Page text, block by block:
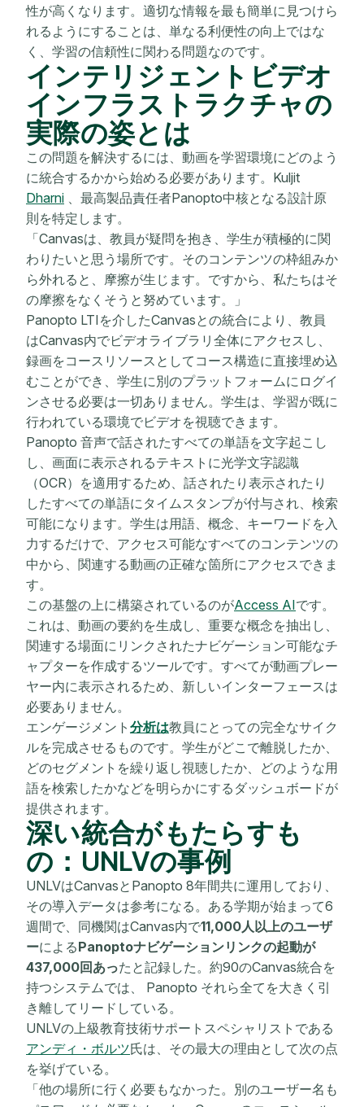
性が高くなります。適切な情報を最も簡単に見つけら
れるようにすることは、単なる利便性の向上ではな
く、学習の信頼性に関わる問題なのです。
インテリジェントビデオ
インフラストラクチャの
実際の姿とは
この問題を解決するには、動画を学習環境にどのよう
に統合するかから始める必要があります。Kuljit
Dharni 、最高製品責任者Panopto中核となる設計原
則を特定します。
「Canvasは、教員が疑問を抱き、学生が積極的に関
わりたいと思う場所です。そのコンテンツの枠組みか
ら外れると、摩擦が生じます。ですから、私たちはそ
の摩擦をなくそうと努めています。」
Panopto LTIを介したCanvasとの統合により、教員
はCanvas内でビデオライブラリ全体にアクセスし、
録画をコースリソースとしてコース構造に直接埋め込
むことができ、学生に別のプラットフォームにログイ
ンさせる必要は一切ありません。学生は、学習が既に
行われている環境でビデオを視聴できます。
Panopto 音声で話されたすべての単語を文字起こし
し、画面に表示されるテキストに光学文字認識
（OCR）を適用するため、話されたり表示されたり
したすべての単語にタイムスタンプが付与され、検索
可能になります。学生は用語、概念、キーワードを入
力するだけで、アクセス可能なすべてのコンテンツの
中から、関連する動画の正確な箇所にアクセスできま
す。
この基盤の上に構築されているのがAccess AIです。
これは、動画の要約を生成し、重要な概念を抽出し、
関連する場面にリンクされたナビゲーション可能なチ
ャプターを作成するツールです。すべてが動画プレー
ヤー内に表示されるため、新しいインターフェースは
必要ありません。
エンゲージメント 分析は教員にとっての完全なサイク
ルを完成させるものです。学生がどこで離脱したか、
どのセグメントを繰り返し視聴したか、どのような用
語を検索したかなどを明らかにするダッシュボードが
提供されます。
深い統合がもたらすも
の：UNLVの事例
UNLVはCanvasとPanopto 8年間共に運用しており、
その導入データは参考になる。ある学期が始まって6
週間で、同機関はCanvas内で11,000人以上のユーザ
ーによるPanoptoナビゲーションリンクの起動が
437,000回あったと記録した。約90のCanvas統合を
持つシステムでは、 Panopto それら全てを大きく引
き離してリードしている。
UNLVの上級教育技術サポートスペシャリストである
アンディ・ボルツ氏は、その最大の理由として次の点
を挙げている。
「他の場所に行く必要もなかった。別のユーザー名も